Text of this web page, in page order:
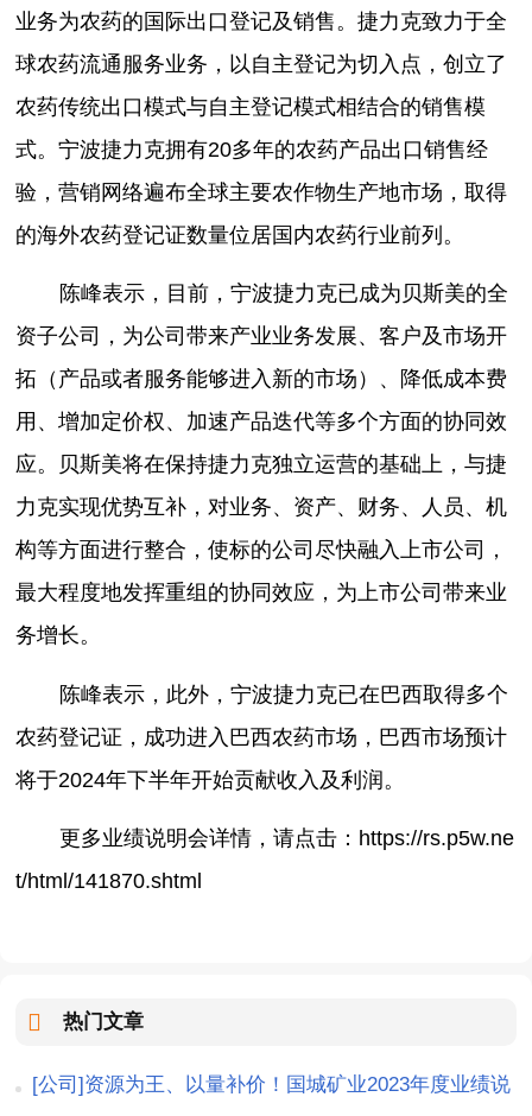
业务为农药的国际出口登记及销售。捷力克致力于全
球农药流通服务业务，以自主登记为切入点，创立了
农药传统出口模式与自主登记模式相结合的销售模
式。宁波捷力克拥有20多年的农药产品出口销售经
验，营销网络遍布全球主要农作物生产地市场，取得
的海外农药登记证数量位居国内农药行业前列。
陈峰表示，目前，宁波捷力克已成为贝斯美的全
资子公司，为公司带来产业业务发展、客户及市场开
拓（产品或者服务能够进入新的市场）、降低成本费
用、增加定价权、加速产品迭代等多个方面的协同效
应。贝斯美将在保持捷力克独立运营的基础上，与捷
力克实现优势互补，对业务、资产、财务、人员、机
构等方面进行整合，使标的公司尽快融入上市公司，
最大程度地发挥重组的协同效应，为上市公司带来业
务增长。
陈峰表示，此外，宁波捷力克已在巴西取得多个
农药登记证，成功进入巴西农药市场，巴西市场预计
将于2024年下半年开始贡献收入及利润。
更多业绩说明会详情，请点击：https://rs.p5w.ne
t/html/141870.shtml
热门文章
[公司]资源为王、以量补价！国城矿业2023年度业绩说